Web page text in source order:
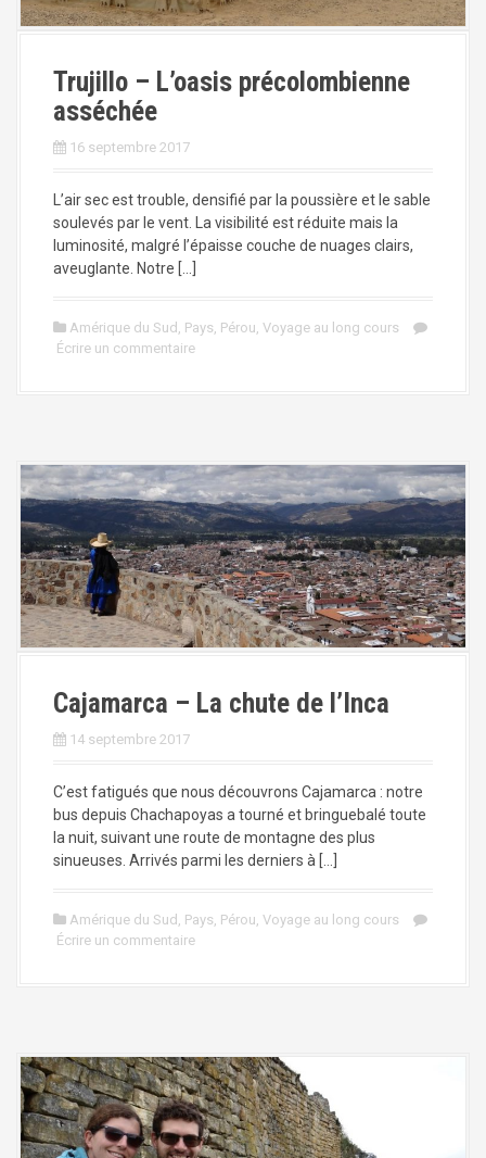
Trujillo – L’oasis précolombienne
asséchée
16 septembre 2017
L’air sec est trouble, densifié par la poussière et le sable
soulevés par le vent. La visibilité est réduite mais la
luminosité, malgré l’épaisse couche de nuages clairs,
aveuglante. Notre […]
Amérique du Sud Pays Pérou Voyage au long cours
Écrire un commentaire
Cajamarca – La chute de l’Inca
14 septembre 2017
C’est fatigués que nous découvrons Cajamarca : notre
bus depuis Chachapoyas a tourné et bringuebalé toute
la nuit, suivant une route de montagne des plus
sinueuses. Arrivés parmi les derniers à […]
Amérique du Sud , Pays, Pérou, Voyage au long cours
Écrire un commentaire